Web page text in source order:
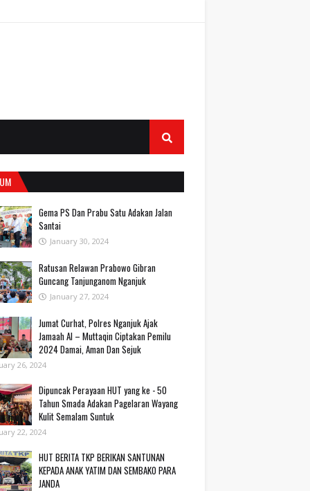
Gema PS Dan Prabu Satu Adakan Jalan
Santai
January 30, 2024
Ratusan Relawan Prabowo Gibran
Guncang Tanjunganom Nganjuk
January 27, 2024
Jumat Curhat, Polres Nganjuk Ajak
Jamaah Al – Muttaqin Ciptakan Pemilu
2024 Damai, Aman Dan Sejuk
26, 2024
Dipuncak Perayaan HUT yang ke - 50
Tahun Smada Adakan Pagelaran Wayang
Kulit Semalam Suntuk
22, 2024
HUT BERITA TKP BERIKAN SANTUNAN
KEPADA ANAK YATIM DAN SEMBAKO PARA
JANDA